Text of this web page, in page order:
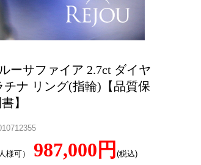
ーサファイア 2.7ct ダイヤ
チナ リング(指輪)【品質保
】
様可） 987,000円(税込)